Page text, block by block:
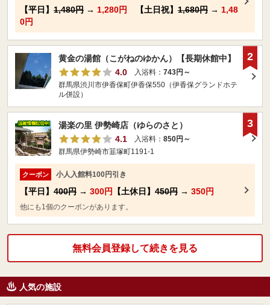
【平日】 1,480円 → 1,280円 【土日祝】 1,680円 → 1,48
0円
黄金の湯館（こがねのゆかん）【長期休館中】
4.0
入浴料： 743円～
群馬県渋川市伊香保町伊香保550（伊香保グランドホテ
ル併設）
2
湯楽の里 伊勢崎店（ゆらのさと）
4.1
入浴料： 850円～
群馬県伊勢崎市韮塚町1191-1
クーポン 小人入館料100円引き
【平日】 400円 → 300円 【土休日】 450円 → 350円
他にも1個のクーポンがあります。
3
無料会員登録して続きを見る
人気の施設